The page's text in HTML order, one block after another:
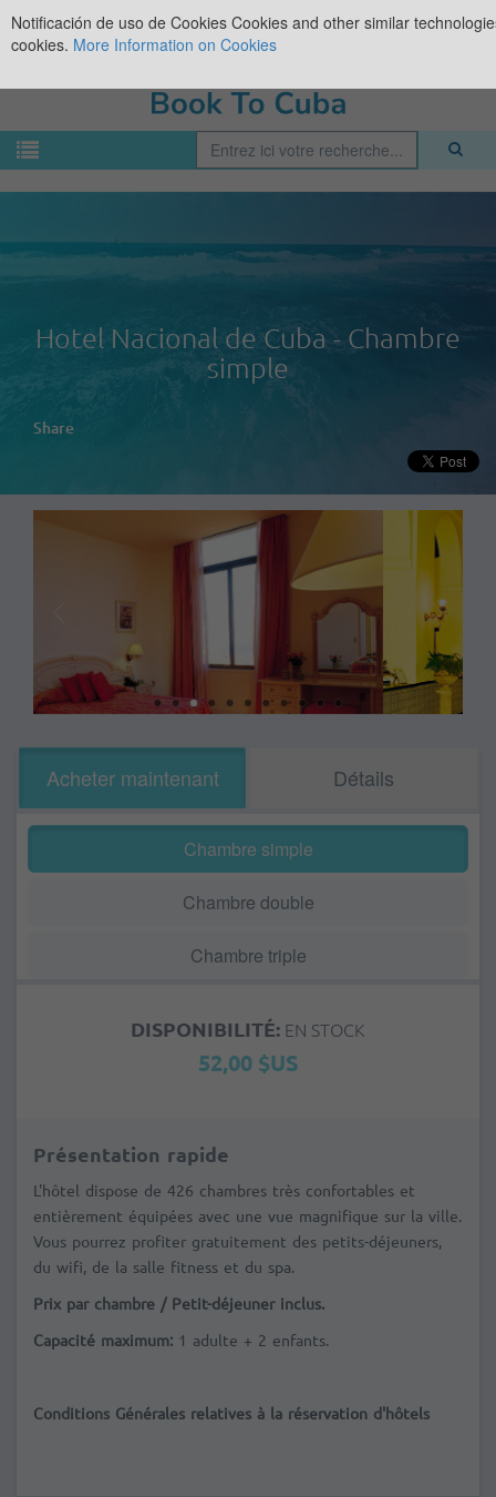
Hotel Nacional de Cuba - Chambre
simple
Share
Acheter maintenant Détails
Chambre simple
Chambre double
Chambre triple
DISPONIBILITÉ: EN STOCK
52,00 $US
Présentation rapide
L'hôtel dispose de 426 chambres très confortables et
entièrement équipées avec une vue magnifique sur la ville.
Vous pourrez profiter gratuitement des petits-déjeuners,
du wifi, de la salle fitness et du spa.
Prix par chambre / Petit-déjeuner inclus.
Capacité maximum: 1 adulte + 2 enfants.
Conditions Générales relatives à la réservation d'hôtels
Notificación de uso de Cookies Cookies and other similar
cookies. More Information on Cookies